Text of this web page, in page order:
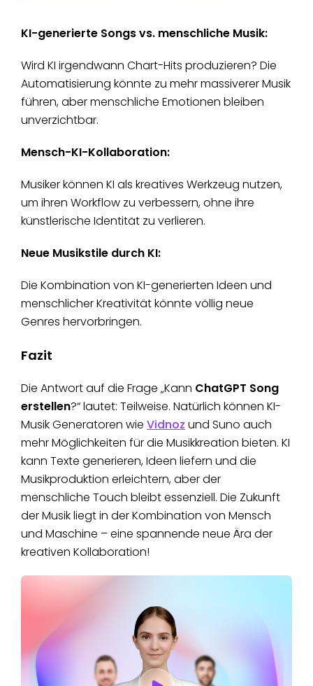
KI-generierte Songs vs. menschliche Musik:
Wird KI irgendwann Chart-Hits produzieren? Die
Automatisierung könnte zu mehr massiverer Musik
führen, aber menschliche Emotionen bleiben
unverzichtbar.
Mensch-KI-Kollaboration:
Musiker können KI als kreatives Werkzeug nutzen,
um ihren Workflow zu verbessern, ohne ihre
künstlerische Identität zu verlieren.
Neue Musikstile durch KI:
Die Kombination von KI-generierten Ideen und
menschlicher Kreativität könnte völlig neue
Genres hervorbringen.
Fazit
Die Antwort auf die Frage „Kann ChatGPT Song
erstellen?“ lautet: Teilweise. Natürlich können KI-
Musik Generatoren wie Vidnoz und Suno auch
mehr Möglichkeiten für die Musikkreation bieten. KI
kann Texte generieren, Ideen liefern und die
Musikproduktion erleichtern, aber der
menschliche Touch bleibt essenziell. Die Zukunft
der Musik liegt in der Kombination von Mensch
und Maschine – eine spannende neue Ära der
kreativen Kollaboration!